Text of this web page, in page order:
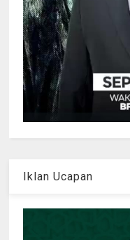
Iklan Ucapan